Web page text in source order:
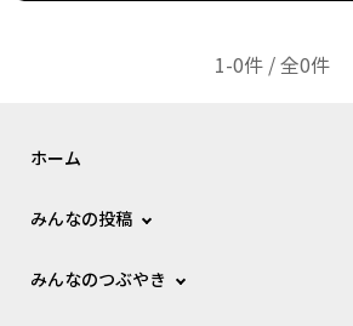
1-0件 / 全0件
ホーム
みんなの投稿
みんなのつぶやき